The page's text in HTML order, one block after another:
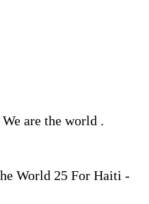
are the world .
World 25 For Haiti -